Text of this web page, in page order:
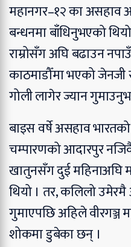
महानगर–१२ का असहाव
बन्धनमा बाँधिनुभएको
राम्रोसँग अघि बढाउन
काठमाडौँमा भएको जेनजी
गोली लागेर ज्यान
बाइस वर्षे असहाव भारतको
चम्पारणको आदारपुर
खातुनसँग दुई महिनाअघि
थियो । तर, कलिलो
गुमाएपछि अहिले वीरगञ्ज
शोकमा डुबेका छन् ।